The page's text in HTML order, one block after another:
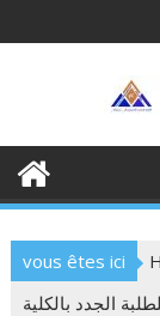
to
vous êtes ici
الجدد بالكلية